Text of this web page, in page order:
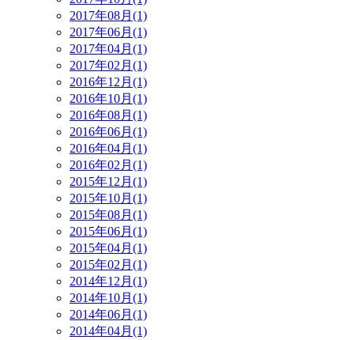
2017年08月(1)
2017年06月(1)
2017年04月(1)
2017年02月(1)
2016年12月(1)
2016年10月(1)
2016年08月(1)
2016年06月(1)
2016年04月(1)
2016年02月(1)
2015年12月(1)
2015年10月(1)
2015年08月(1)
2015年06月(1)
2015年04月(1)
2015年02月(1)
2014年12月(1)
2014年10月(1)
2014年06月(1)
2014年04月(1)